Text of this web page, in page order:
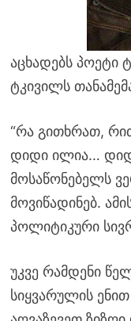
აცხადებს პოეტი
ტკივილს
“რა გითხრათ,
დიდი ილია…
მოსაწონებელს
მოვიწადინებ.
პოლიტიკური
უკვე რამდენი
სიყვარულის